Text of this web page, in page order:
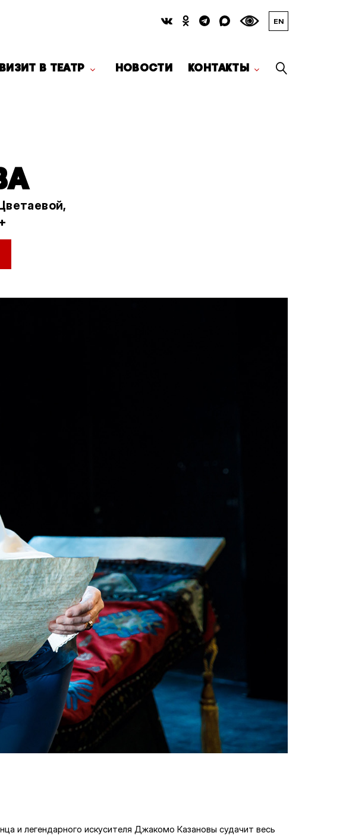
EN
ВИЗИТ В ТЕАТР НОВОСТИ КОНТАКТЫ
и легендарного искусителя Джакомо Казановы судачит весь